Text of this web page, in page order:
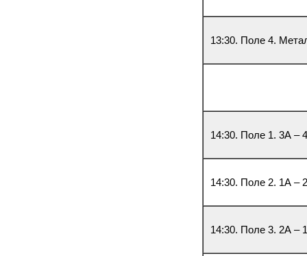
13:30. Поле 4.
14:30. Поле 1. 3А –
14:30. Поле 2. 1А –
14:30. Поле 3. 2А –